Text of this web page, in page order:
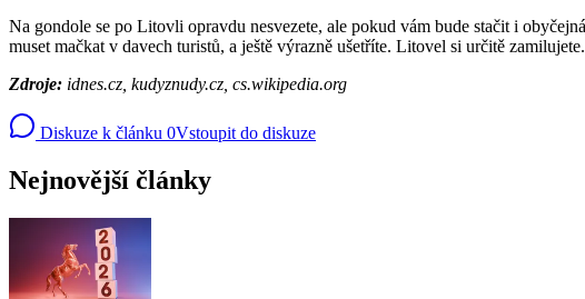
Na gondole se po Litovli opravdu nesvezete, ale pokud vám bude stačit i
muset mačkat v davech turistů, a ještě výrazně ušetříte. Litovel si určitě zamilujete.
Zdroje: idnes.cz, kudyznudy.cz, cs.wikipedia.org
Diskuze k článku 0Vstoupit do diskuze
Nejnovější články